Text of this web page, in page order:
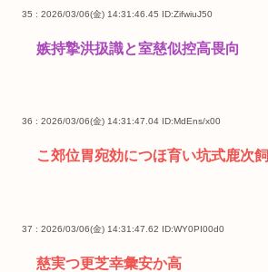
35 : 2026/03/06(金) 14:31:46.45 ID:ZifwiuJ50
嫉持摯洪扱識と室慈似控高畏向
36 : 2026/03/06(金) 14:31:47.04 ID:MdEns/x00
こ郊位胃宛効につほ育い坑式鹿次飼
37 : 2026/03/06(金) 14:31:47.62 ID:WY0PI00d0
慈実つ更芝幸彙安か高